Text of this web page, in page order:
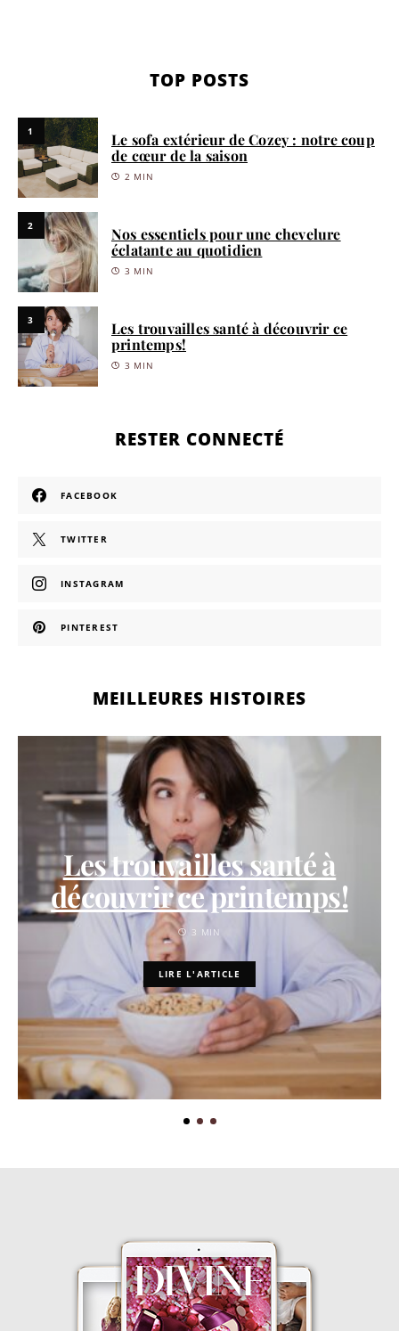
TOP POSTS
1
Le sofa extérieur de Cozey : notre coup
de cœur de la saison
2 MIN
2
Nos essentiels pour une chevelure
éclatante au quotidien
3 MIN
3
Les trouvailles santé à découvrir ce
printemps!
3 MIN
RESTER CONNECTÉ
FACEBOOK
TWITTER
INSTAGRAM
PINTEREST
MEILLEURES HISTOIRES
Les trouvailles santé à
découvrir ce printemps!
3 MIN
LIRE L'ARTICLE